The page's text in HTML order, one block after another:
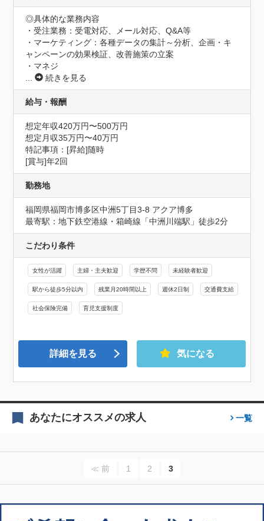
◎具体的な業務内容
・受注業務：受電対応、メール対応、Q&A等
・マーケティング：各種データの集計～分析、企画・キ
ャンペーンの効果検証、改善施策の立案
・マネジ
...
続きを見る
給与・報酬
想定年収420万円〜500万円
想定月収35万円〜40万円
特記事項：[昇給]随時
[賞与]年2回
勤務地
福岡県福岡市博多区中洲5丁目3-8 アクア博多
最寄駅：地下鉄空港線・箱崎線「中洲川端駅」徒歩2分
こだわり条件
女性が活躍 主婦・主夫歓迎 学歴不問 未経験者歓迎
駅から徒歩5分以内 残業月20時間以上 週休2日制 交通費支給
社会保険完備 育児支援制度
詳細を見る 気になる
あなたにオススメの求人 一覧
≪ 前 1 2 3